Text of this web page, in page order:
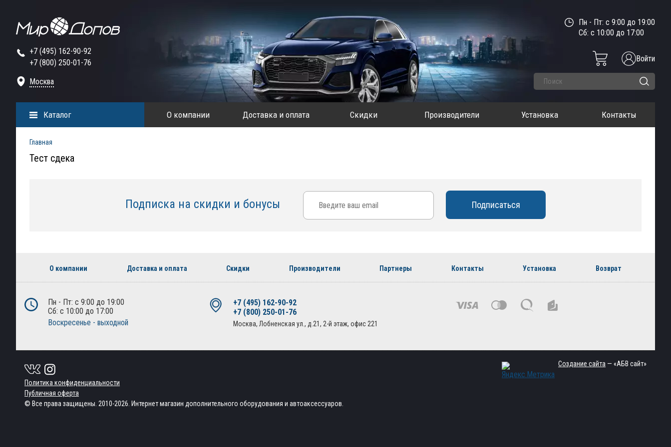
+7 (495) 162-90-92
+7 (800) 250-01-76
Москва
Пн - Пт: с 9:00 до 19:00
Сб: с 10:00 до 17:00
Войти
О компании Доставка и оплата Скидки Производители Установка Контакты
Каталог
Главная
Тест сдека
Подписка на скидки и бонусы
О компании Доставка и оплата Скидки Производители Партнеры Контакты Установка Возврат
Пн - Пт: с 9:00 до 19:00
Сб: с 10:00 до 17:00
Воскресенье - выходной
+7 (495) 162-90-92
+7 (800) 250-01-76
Москва, Лобненская ул., д.21, 2-й этаж, офис 221
Политика конфиденциальности
Публичная оферта
© Все права защищены. 2010-2026. Интернет магазин дополнительного оборудования и автоаксессуаров.
Создание сайта — «АБВ сайт»